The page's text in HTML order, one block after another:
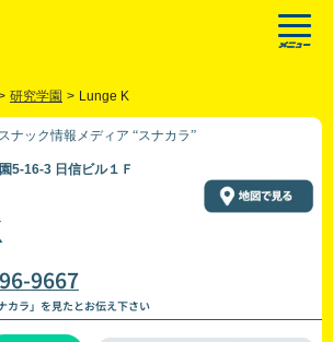
研究学園 > Lunge K
ナック情報メディア “スナカラ”
5-16-3 日信ビル１Ｆ
9667
カラ」を見たとお伝え下さい